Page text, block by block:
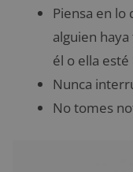
Piensa en lo
alguien
él o ella
Nunca
No tomes